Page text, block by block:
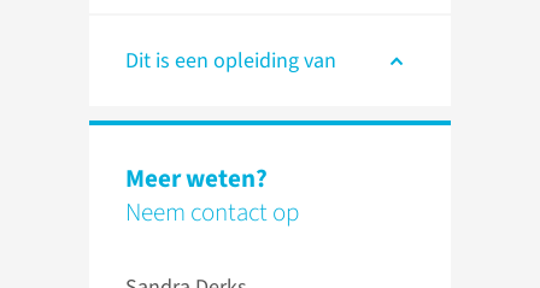
Dit is een opleiding van
Meer weten?
Neem contact op